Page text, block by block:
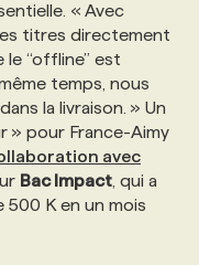
« Avec
les titres directement
“offline” est
temps, nous
la livraison. » Un
pour France-Aimy
avec
Bac Impact, qui a
500 K en un mois